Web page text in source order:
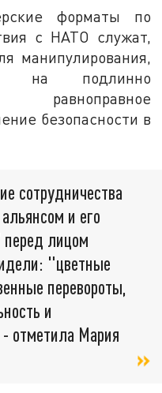
форматы по
с НАТО служат,
манипулирования,
на подлинно
равноправное
безопасности в
сотрудничества
и его
лицом
"цветные
перевороты,
и
- отметила Мария